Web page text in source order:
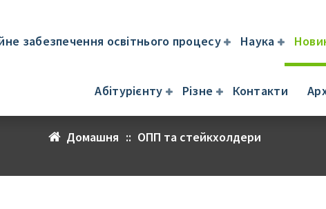
забезпечення освітнього процесу Наука
Абітурієнту Різне Контакти
ОПП та стейкхолдери
Домашня :: ОПП та стейкхолдери